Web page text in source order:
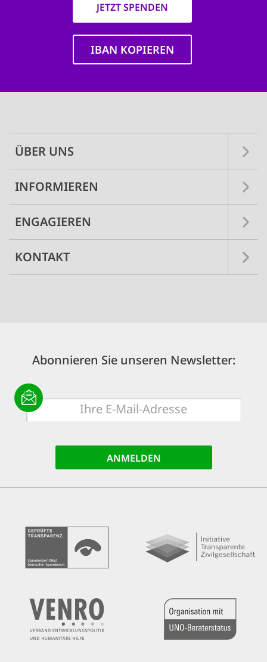
JETZT SPENDEN
IBAN KOPIEREN
ÜBER UNS
INFORMIEREN
ENGAGIEREN
KONTAKT
Abonnieren Sie unseren Newsletter:
E-
Mail